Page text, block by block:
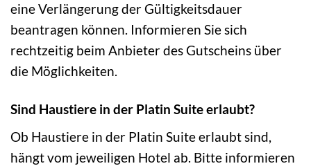
eine Verlängerung der Gültigkeitsdauer
beantragen können. Informieren Sie sich
rechtzeitig beim Anbieter des Gutscheins über
die Möglichkeiten.
Sind Haustiere in der Platin Suite erlaubt?
Ob Haustiere in der Platin Suite erlaubt sind,
hängt vom jeweiligen Hotel ab. Bitte informieren